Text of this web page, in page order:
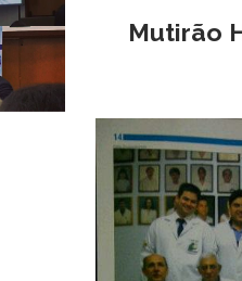
Mutirão